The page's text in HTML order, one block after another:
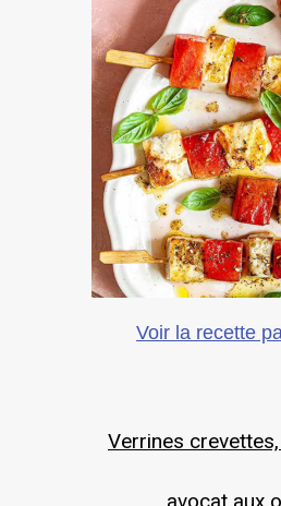
Voir la recette
Verrines
avocat aux